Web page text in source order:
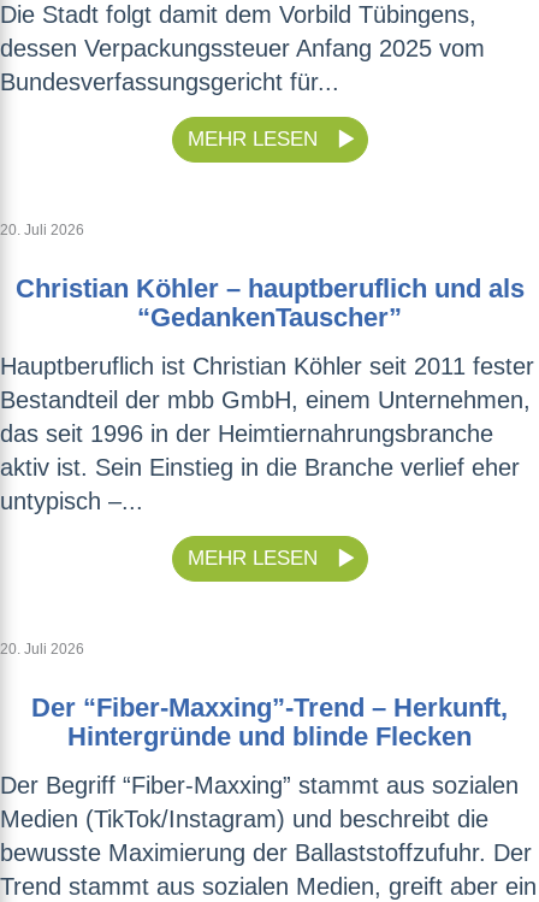
Die Stadt folgt damit dem Vorbild Tübingens,
dessen Verpackungssteuer Anfang 2025 vom
Bundesverfassungsgericht für...
MEHR LESEN
20. Juli 2026
Christian Köhler – hauptberuflich und als
“GedankenTauscher”
Hauptberuflich ist Christian Köhler seit 2011 fester
Bestandteil der mbb GmbH, einem Unternehmen,
das seit 1996 in der Heimtiernahrungsbranche
aktiv ist. Sein Einstieg in die Branche verlief eher
untypisch –...
MEHR LESEN
20. Juli 2026
Der “Fiber-Maxxing”-Trend – Herkunft,
Hintergründe und blinde Flecken
Der Begriff “Fiber-Maxxing” stammt aus sozialen
Medien (TikTok/Instagram) und beschreibt die
bewusste Maximierung der Ballaststoffzufuhr. Der
Trend stammt aus sozialen Medien, greift aber ein